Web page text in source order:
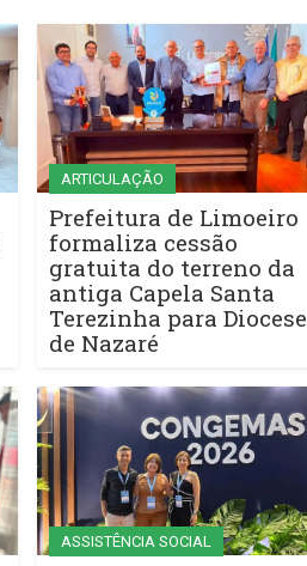
ARTICULAÇÃO
Prefeitura de Limoeiro
formaliza cessão
gratuita do terreno da
antiga Capela Santa
Terezinha para Diocese
de Nazaré
ASSISTÊNCIA SOCIAL